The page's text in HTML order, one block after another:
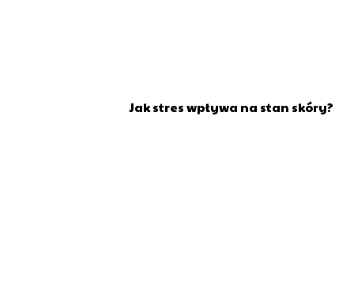
Jak stres wpływa na stan skóry?